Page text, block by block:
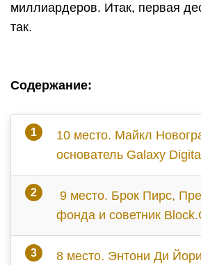
миллиардеров. Итак, первая
так.
Cодержание:
10 место. Майкл
основатель Galaxy Digital
9 место. Брок Пирс,
фонда и советник
8 место. Энтони Ди